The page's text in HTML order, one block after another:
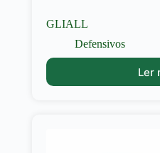
GLIALL
Defensivos
Ler